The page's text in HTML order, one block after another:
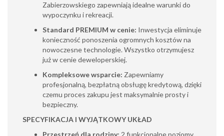
Zabierzowskiego zapewniają idealne warunki do
wypoczynku i rekreacji.
Standard PREMIUM w cenie: Inwestycja eliminuje
konieczność ponoszenia ogromnych kosztów na
nowoczesne technologie. Wszystko otrzymujesz
już w cenie deweloperskiej.
Kompleksowe wsparcie: Zapewniamy
profesjonalną, bezpłatną obsługę kredytową, dzięki
czemu proces zakupu jest maksymalnie prosty i
bezpieczny.
SPECYFIKACJA I WYJĄTKOWY UKŁAD
Przestrzeń dla rodziny: 2 funkcjonalne poziomy,